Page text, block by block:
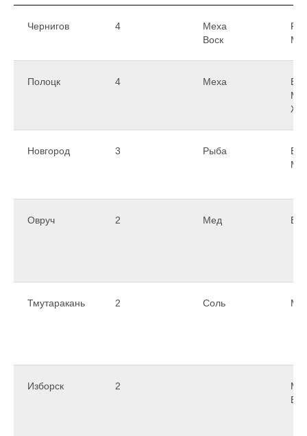
Чернигов 4
Меха
Воск
Полоцк 4 Меха
Новгород 3 Рыба
Овруч 2 Мед
Тмутаракань 2 Соль
Изборск 2